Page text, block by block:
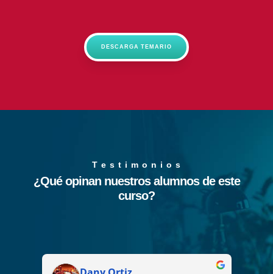
DESCARGA TEMARIO
T e s t i m o n i o s
¿Qué opinan nuestros alumnos de este
curso?